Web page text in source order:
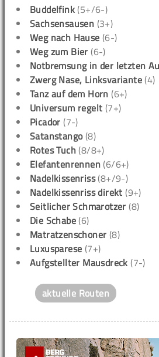
Buddelfink (5+/6-)
Sachsensausen (3+)
Weg nach Hause (6-)
Weg zum Bier (6-)
Notbremsung in der letzten
Zwerg Nase, Linksvariante (4)
Tanz auf dem Horn (6+)
Universum regelt (7+)
Picador (7-)
Satanstango(8)
Rotes Tuch (8/8+)
Elefantenrennen (6/6+)
Nadelkissenriss(8+/9-)
Nadelkissenriss direkt (9+)
Seitlicher Schmarotzer (8)
Die Schabe (6)
Matratzenschoner (8)
Luxusparese (7+)
Aufgstellter Mausdreck (7-)
aktuelle Routen